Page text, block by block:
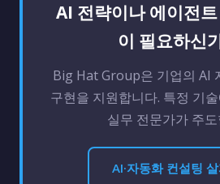
AI 전략이나 에이전
이 필요하신
Big Hat Group은 기업의 AI
구현을 지원합니다. 특정 기
실무 전문가가 주
AI·자동화 컨설팅